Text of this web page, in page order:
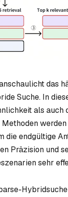
das
Suche. In
als
die endgültige
Präzision und
sehr